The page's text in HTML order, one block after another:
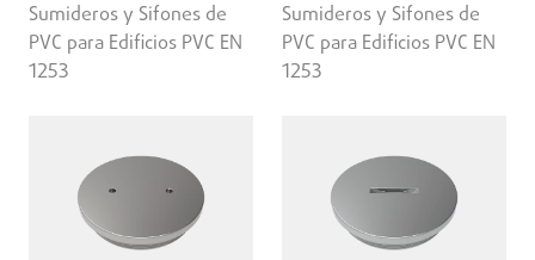
Sumideros y Sifones de
PVC para Edificios PVC EN
1253
Sumideros y Sifones de
PVC para Edificios PVC EN
1253